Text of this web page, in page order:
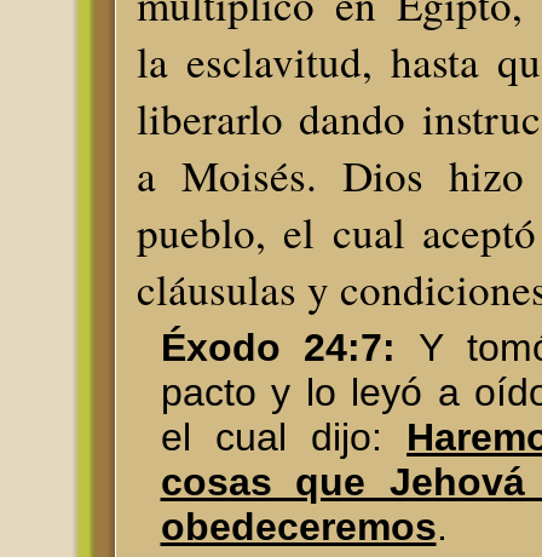
la esclavitud, hasta
liberarlo dando
a Moisés. Dios
pueblo, el cual
cláusulas y
Éxodo 24:7: Y
pacto y lo leyó a
el cual dijo:
cosas que
obedeceremos.